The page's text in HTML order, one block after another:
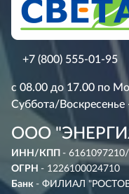
+7 (800) 555-01-95
с 08.00 до 17.00 по
Суббота/
ООО
ИНН/КПП -
ОГРН - 1226100024710
Банк - ФИЛИАЛ